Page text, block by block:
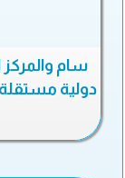
سام والمركز
دولية